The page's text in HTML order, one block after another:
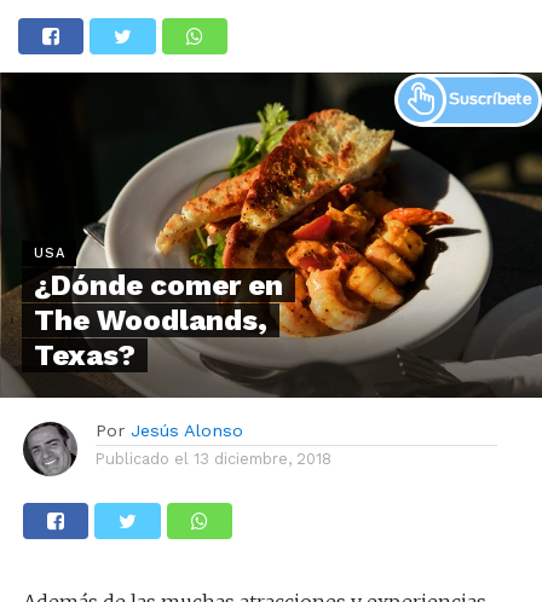
USA
¿Dónde comer en
The Woodlands,
Texas?
Por Jesús Alonso
Publicado el 13 diciembre, 2018